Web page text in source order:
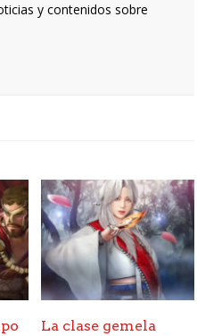
y contenidos sobre
La clase gemela